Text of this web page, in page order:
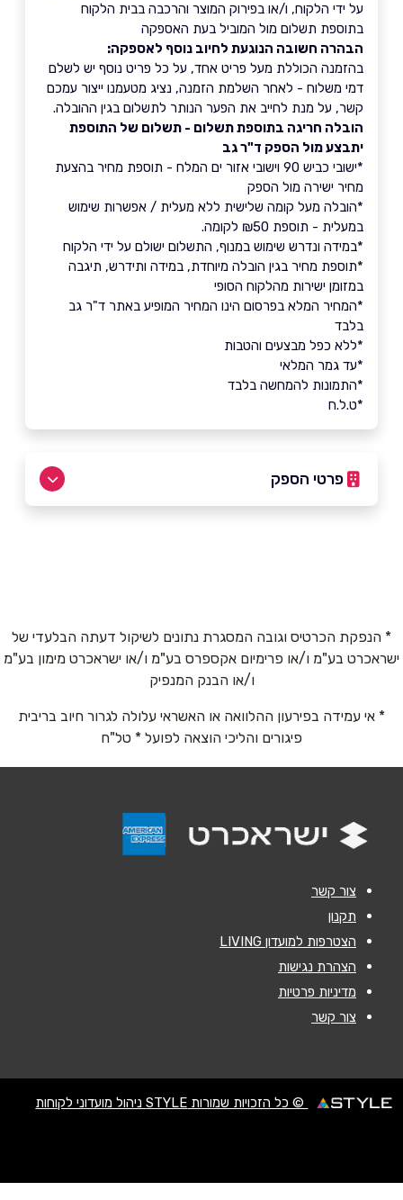
על ידי הלקוח, ו/או בפירוק המוצר והרכבה בבית הלקוח
בתוספת תשלום מול המוביל בעת האספקה
הבהרה חשובה הנוגעת לחיוב נוסף לאספקה:
בהזמנה הכוללת מעל פריט אחד, על כל פריט נוסף יש לשלם
דמי משלוח - לאחר השלמת הזמנה, נציג מטעמנו ייצור עמכם
קשר, על מנת לחייב את הפער הנותר לתשלום בגין ההובלה.
הובלה חריגה בתוספת תשלום - תשלום של התוספת
יתבצע מול הספק ד"ר גב
*ישובי כביש 90 וישובי אזור ים המלח - תוספת מחיר בהצעת
מחיר ישירה מול הספק
*הובלה מעל קומה שלישית ללא מעלית / אפשרות שימוש
במעלית - תוספת ₪50 לקומה.
*במידה ונדרש שימוש במנוף, התשלום ישולם על ידי הלקוח
*תוספת מחיר בגין הובלה מיוחדת, במידה ותידרש, תיגבה
במזומן ישירות מהלקוח הסופי
*המחיר המלא בפרסום הינו המחיר המופיע באתר ד"ר גב
בלבד
*ללא כפל מבצעים והטבות
*עד גמר המלאי
*התמונות להמחשה בלבד
*ט.ל.ח
פרטי הספק
אנא חזרו אלי בקשר ל...
הודעה*
* הנפקת הכרטיס וגובה המסגרת נתונים לשיקול דעתה הבלעדי של
ישראכרט בע"מ ו/או פרימיום אקספרס בע"מ ו/או ישראכרט מימון בע"מ
ו/או הבנק המנפיק
* אי עמידה בפירעון ההלוואה או האשראי עלולה לגרור חיוב בריבית
פיגורים והליכי הוצאה לפועל * טל"ח
צור קשר
תקנון
הצטרפות למועדון LIVING
הצהרת נגישות
מדיניות פרטיות
צור קשר
© כל הזכויות שמורות STYLE ניהול מועדוני לקוחות